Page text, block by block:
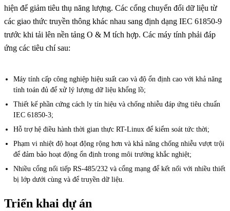
hiện để giảm tiêu thụ năng lượng. Các cổng chuyển đổi dữ liệu từ
các giao thức truyền thông khác nhau sang định dạng IEC 61850-9
trước khi tải lên nền tảng O & M tích hợp. Các máy tính phải đáp
ứng các tiêu chí sau:
Máy tính cấp công nghiệp hiệu suất cao và độ ổn định cao với khả năng
tính toán đủ để xử lý lượng dữ liệu khổng lồ;
Thiết kế phần cứng cách ly tín hiệu và chống nhiễu đáp ứng tiêu chuẩn
IEC 61850-3;
Hỗ trợ hệ điều hành thời gian thực RT-Linux để kiểm soát tức thời;
Phạm vi nhiệt độ hoạt động rộng hơn và khả năng chống nhiễu vượt trội
để đảm bảo hoạt động ổn định trong môi trường khắc nghiệt;
Nhiều cổng nối tiếp RS-485/232 và cổng mạng để kết nối với nhiều thiết
bị lớp dưới cùng và để truyền dữ liệu.
Triển khai dự án